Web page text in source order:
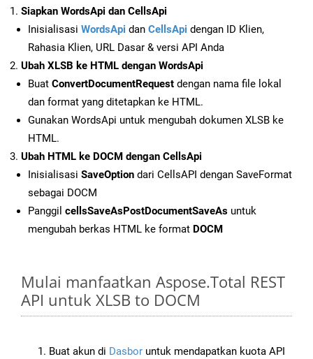
Siapkan WordsApi dan CellsApi
Inisialisasi WordsApi dan CellsApi dengan ID Klien,
Rahasia Klien, URL Dasar & versi API Anda
Ubah XLSB ke HTML dengan WordsApi
Buat ConvertDocumentRequest dengan nama file lokal
dan format yang ditetapkan ke HTML.
Gunakan WordsApi untuk mengubah dokumen XLSB ke
HTML.
Ubah HTML ke DOCM dengan CellsApi
Inisialisasi SaveOption dari CellsAPI dengan SaveFormat
sebagai DOCM
Panggil cellsSaveAsPostDocumentSaveAs untuk
mengubah berkas HTML ke format DOCM
Mulai manfaatkan Aspose.Total REST
API untuk XLSB to DOCM
Buat akun di Dasbor untuk mendapatkan kuota API